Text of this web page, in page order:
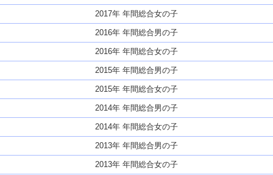
2017年 年間総合女の子
2016年 年間総合男の子
2016年 年間総合女の子
2015年 年間総合男の子
2015年 年間総合女の子
2014年 年間総合男の子
2014年 年間総合女の子
2013年 年間総合男の子
2013年 年間総合女の子